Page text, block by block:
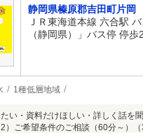
静岡県榛原郡吉田町片岡
ＪＲ東海道本線 六合駅
（静岡県）」バス停 停歩
1種低層地域
い・資料だけほしい・詳しく話を
2）ご希望条件のご相談（60分～）